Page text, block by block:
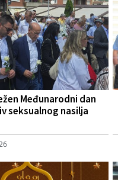
Međunarodni dan
seksualnog nasilja